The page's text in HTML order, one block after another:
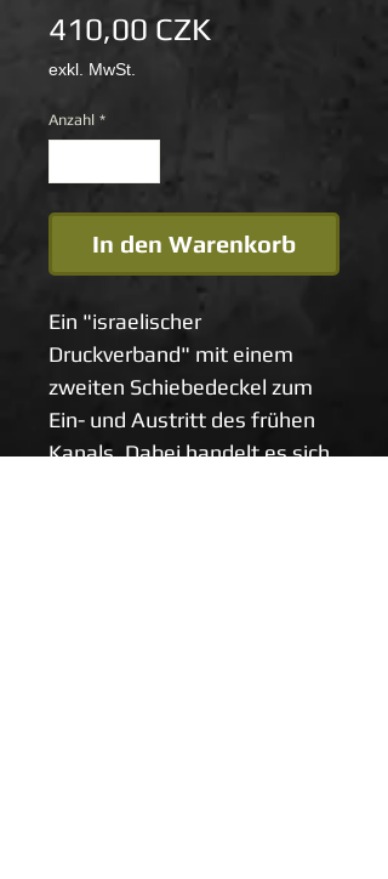
410,00 CZKPreis
exkl. MwSt.
Anzahl *
In den Warenkorb
Ein "israelischer
Druckverband" mit einem
zweiten Schiebedeckel zum
Ein- und Austritt des frühen
Kanals. Dabei handelt es sich